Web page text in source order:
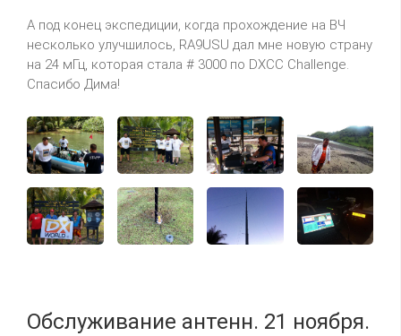
А под конец экспедиции, когда прохождение на ВЧ
несколько улучшилось, RA9USU дал мне новую страну
на 24 мГц, которая стала # 3000 по DXCC Challenge.
Спасибо Дима!
Обслуживание антенн. 21 ноября.